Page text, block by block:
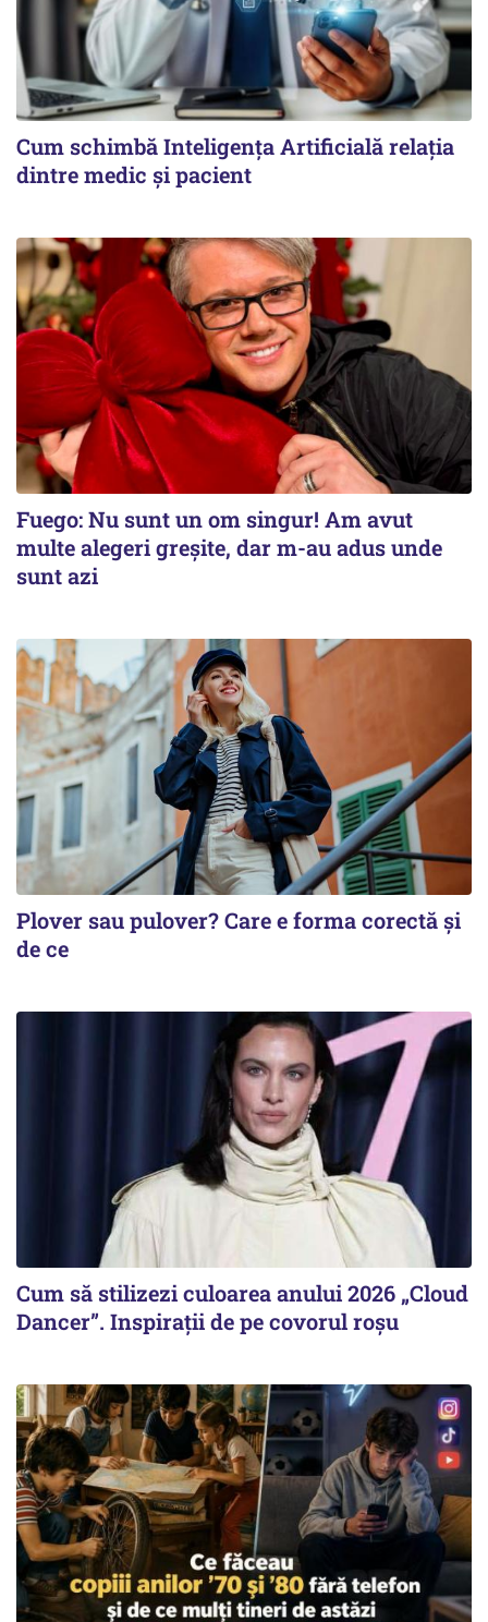
Cum schimbă Inteligența Artificială relația
dintre medic și pacient
Fuego: Nu sunt un om singur! Am avut
multe alegeri greșite, dar m-au adus unde
sunt azi
Plover sau pulover? Care e forma corectă și
de ce
Cum să stilizezi culoarea anului 2026 „Cloud
Dancer”. Inspirații de pe covorul roșu